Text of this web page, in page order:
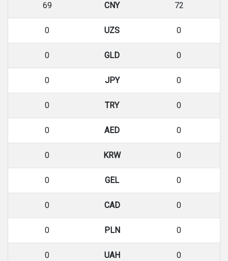
69 CNY 72
0 UZS 0
0 GLD 0
0 JPY 0
0 TRY 0
0 AED 0
0 KRW 0
0 GEL 0
0 CAD 0
0 PLN 0
0 UAH 0